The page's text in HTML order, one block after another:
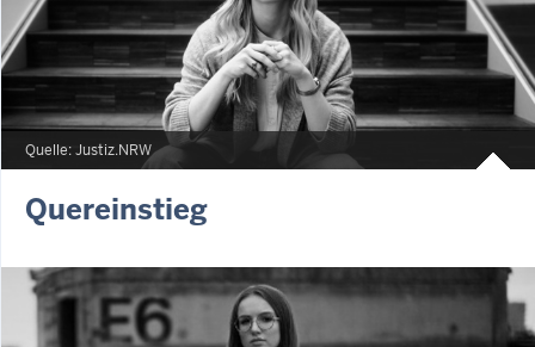
Quelle: Justiz.NRW
Quereinstieg